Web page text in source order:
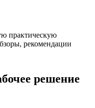
практическую
рекомендации
решение